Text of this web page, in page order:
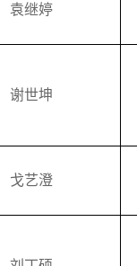
袁继婷
谢世坤
戈艺澄